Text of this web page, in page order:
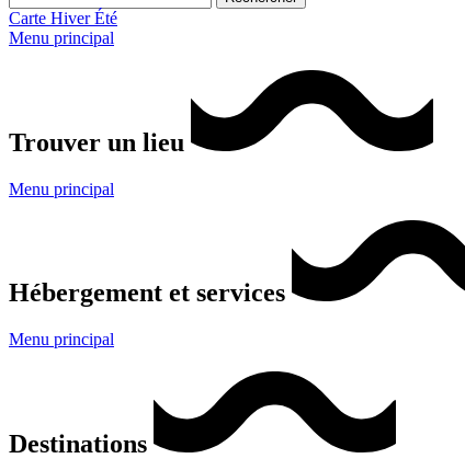
Carte Hiver Été
Menu principal
Trouver un lieu
Menu principal
Hébergement et services
Menu principal
Destinations